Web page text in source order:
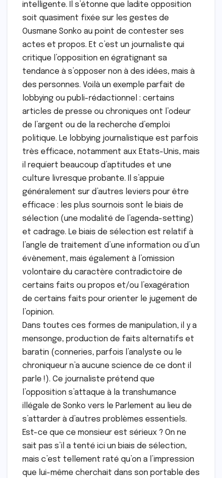
intelligente. Il s’étonne que ladite opposition
soit quasiment fixée sur les gestes de
Ousmane Sonko au point de contester ses
actes et propos. Et c’est un journaliste qui
critique l’opposition en égratignant sa
tendance à s’opposer non à des idées, mais à
des personnes. Voilà un exemple parfait de
lobbying ou publi-rédactionnel : certains
articles de presse ou chroniques ont l’odeur
de l’argent ou de la recherche d’emploi
politique. Le lobbying journalistique est parfois
très efficace, notamment aux Etats-Unis, mais
il requiert beaucoup d’aptitudes et une
culture livresque probante. Il s’appuie
généralement sur d’autres leviers pour être
efficace : les plus sournois sont le biais de
sélection (une modalité de l’agenda-setting)
et cadrage. Le biais de sélection est relatif à
l’angle de traitement d’une information ou d’un
évènement, mais également à l’omission
volontaire du caractère contradictoire de
certains faits ou propos et/ou l’exagération
de certains faits pour orienter le jugement de
l’opinion.
Dans toutes ces formes de manipulation, il y a
mensonge, production de faits alternatifs et
baratin (conneries, parfois l’analyste ou le
chroniqueur n’a aucune science de ce dont il
parle !). Ce journaliste prétend que
l’opposition s’attaque à la transhumance
illégale de Sonko vers le Parlement au lieu de
s’attarder à d’autres problèmes essentiels.
Est-ce que ce monsieur est sérieux ? On ne
sait pas s’il a tenté ici un biais de sélection,
mais c’est tellement raté qu’on a l’impression
que lui-même cherchait dans son portable des